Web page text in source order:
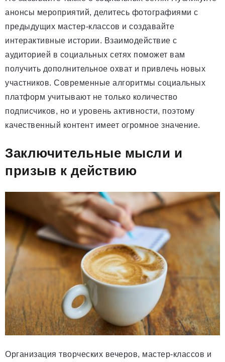
анонсы мероприятий, делитесь фотографиями с
предыдущих мастер-классов и создавайте
интерактивные истории. Взаимодействие с
аудиторией в социальных сетях поможет вам
получить дополнительное охват и привлечь новых
участников. Современные алгоритмы социальных
платформ учитывают не только количество
подписчиков, но и уровень активности, поэтому
качественный контент имеет огромное значение.
Заключительные мысли и
призыв к действию
Организация творческих вечеров, мастер-классов и